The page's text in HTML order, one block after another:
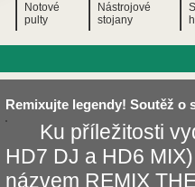
Remixujte legendy! Soutěž o
Ku příležitosti
HD7 DJ a HD6
názvem REMIX
Notové
pulty
Nástrojové
stojany